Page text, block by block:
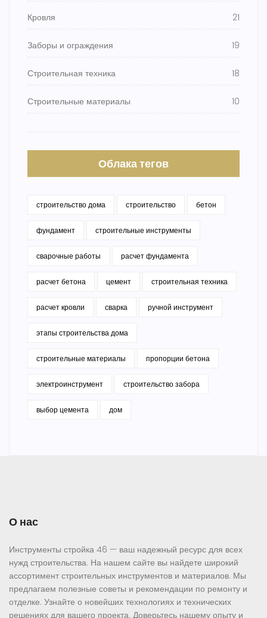
Кровля 21
Заборы и ограждения 19
Строительная техника 18
Строительные материалы 10
Облака тегов
строительство дома строительство бетон
фундамент строительные инструменты
сварочные работы расчет фундамента
расчет бетона цемент строительная техника
расчет кровли сварка ручной инструмент
этапы строительства дома
строительные материалы пропорции бетона
электроинструмент строительство забора
выбор цемента дом
О нас
Инструменты стройка 46 — ваш надежный ресурс для всех
нужд строительства. На нашем сайте вы найдете широкий
ассортимент строительных инструментов и материалов. Мы
предлагаем полезные советы и рекомендации по ремонту и
отделке. Узнайте о новейших технологиях и технических
решениях для вашего проекта. Доверьтесь нашему опыту и